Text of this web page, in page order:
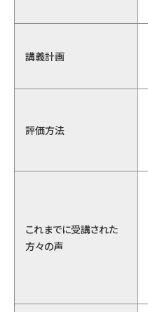
講義計画
評価方法
これまでに受講された
方々の声